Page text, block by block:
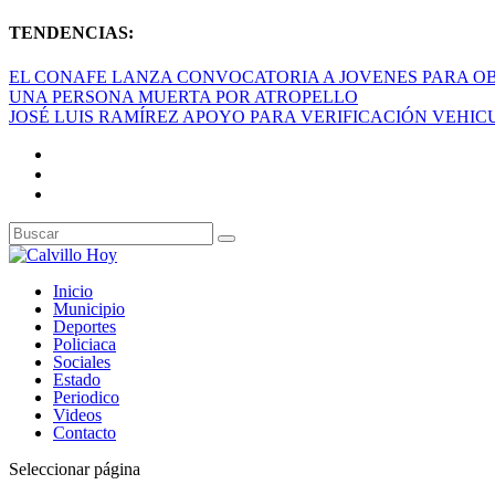
TENDENCIAS:
EL CONAFE LANZA CONVOCATORIA A JOVENES PARA
UNA PERSONA MUERTA POR ATROPELLO
JOSÉ LUIS RAMÍREZ APOYO PARA VERIFICACIÓN
Inicio
Municipio
Deportes
Policiaca
Sociales
Estado
Periodico
Videos
Contacto
Seleccionar página